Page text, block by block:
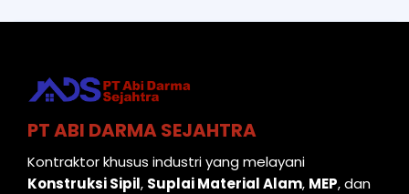
PT ABI DARMA SEJAHTRA
Kontraktor khusus industri yang melayani
Konstruksi Sipil, Suplai Material Alam, MEP, dan